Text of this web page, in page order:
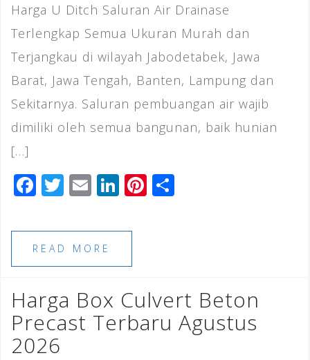
Harga U Ditch Saluran Air Drainase
Terlengkap Semua Ukuran Murah dan
Terjangkau di wilayah Jabodetabek, Jawa
Barat, Jawa Tengah, Banten, Lampung dan
Sekitarnya. Saluran pembuangan air wajib
dimiliki oleh semua bangunan, baik hunian
[…]
F
c
e
b
o
o
k
T
tt
e
r
E
ai
l
Li
k
dI
n
Pi
st
READ MORE
Harga Box Culvert Beton
Precast Terbaru Agustus
2026